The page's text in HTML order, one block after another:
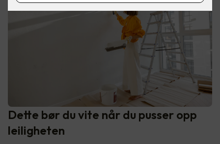
Dette bør du vite når du pusser opp
leiligheten